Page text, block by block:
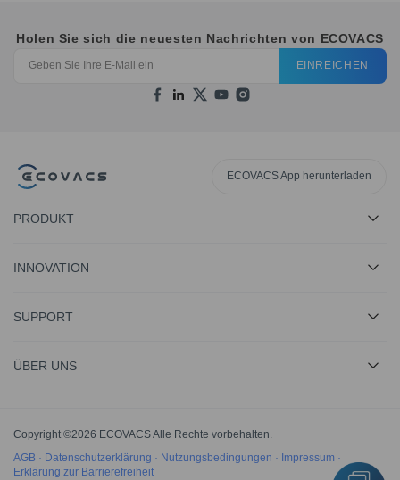
Holen Sie sich die neuesten Nachrichten von ECOVACS
EINREICHEN
ECOVACS App herunterladen
PRODUKT
INNOVATION
SUPPORT
ÜBER UNS
Copyright ©2026 ECOVACS Alle Rechte vorbehalten.
AGB · Datenschutzerklärung · Nutzungsbedingungen · Impressum ·
Erklärung zur Barrierefreiheit